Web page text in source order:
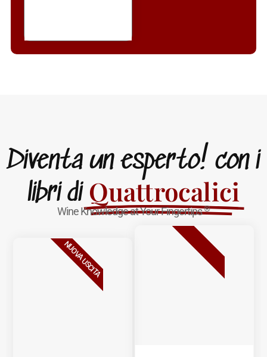
Diventa un esperto! con i
libri di Quattrocalici
Wine Knowledge at Your Fingertips®
NUOVA USCITA BESTSELLER